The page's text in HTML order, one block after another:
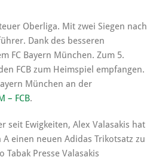
Oberliga. Mit zwei Siegen nach
Dank des besseren
FC Bayern München. Zum 5.
FCB zum Heimspiel empfangen.
München an der
– FCB.
seit Ewigkeiten, Alex Valasakis hat
einen neuen Adidas Trikotsatz zu
Presse Valasakis